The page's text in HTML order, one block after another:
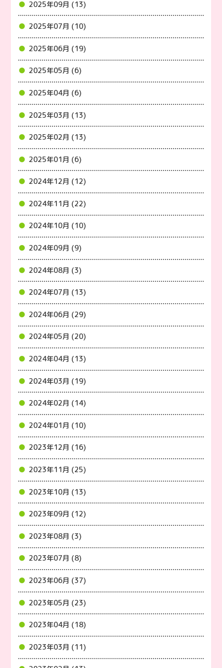
2025年09月 (13)
2025年07月 (10)
2025年06月 (19)
2025年05月 (6)
2025年04月 (6)
2025年03月 (13)
2025年02月 (13)
2025年01月 (6)
2024年12月 (12)
2024年11月 (22)
2024年10月 (10)
2024年09月 (9)
2024年08月 (3)
2024年07月 (13)
2024年06月 (29)
2024年05月 (20)
2024年04月 (13)
2024年03月 (19)
2024年02月 (14)
2024年01月 (10)
2023年12月 (16)
2023年11月 (25)
2023年10月 (13)
2023年09月 (12)
2023年08月 (3)
2023年07月 (8)
2023年06月 (37)
2023年05月 (23)
2023年04月 (18)
2023年03月 (11)